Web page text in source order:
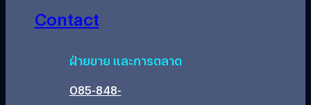
Contact
ฝ่ายขาย และการตลาด
085-848-